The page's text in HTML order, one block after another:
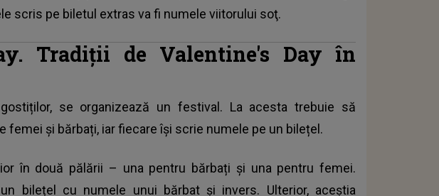
scris pe biletul extras va fi numele viitorului soţ.
Tradiții de Valentine's Day în
se organizează un festival. La acesta trebuie să
femei și bărbați, iar fiecare își scrie numele pe un bilețel.
în două pălării – una pentru bărbați și una pentru femei.
bilețel cu numele unui bărbat și invers. Ulterior, aceștia